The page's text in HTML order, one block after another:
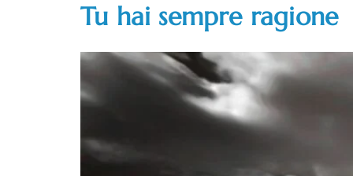
Tu hai sempre ragione